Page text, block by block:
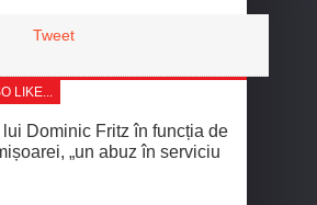
Tweet
LIKE...
Dominic Fritz în funcția de
„un abuz în serviciu